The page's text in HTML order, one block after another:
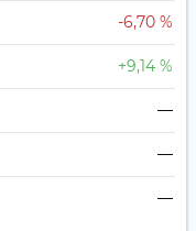
-6,70 %
+9,14 %
—
—
—